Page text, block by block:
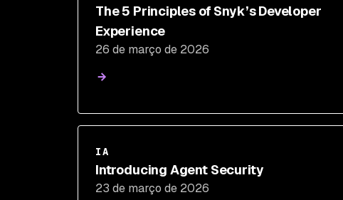
The 5 Principles of Snyk’s Developer
Experience
26 de março de 2026
IA
Introducing Agent Security
23 de março de 2026